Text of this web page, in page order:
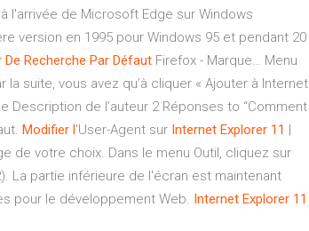
l'arrivée de Microsoft Edge sur Windows
version en 1995 pour Windows 95 et pendant 20
De Recherche Par Défaut Firefox - Marque… Menu
suite, vous avez qu’à cliquer « Ajouter à Internet
de l’auteur 2 Réponses to “Comment
Modifier l'User-Agent sur Internet Explorer 11 |
de votre choix. Dans le menu Outil, cliquez sur
La partie inférieure de l'écran est maintenant
pour le développement Web. Internet Explorer 11